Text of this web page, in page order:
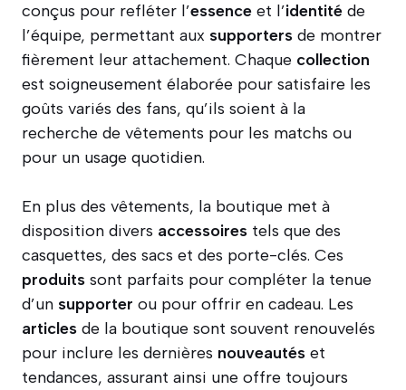
conçus pour refléter l’essence et l’identité de
l’équipe, permettant aux supporters de montrer
fièrement leur attachement. Chaque collection
est soigneusement élaborée pour satisfaire les
goûts variés des fans, qu’ils soient à la
recherche de vêtements pour les matchs ou
pour un usage quotidien.
En plus des vêtements, la boutique met à
disposition divers accessoires tels que des
casquettes, des sacs et des porte-clés. Ces
produits sont parfaits pour compléter la tenue
d’un supporter ou pour offrir en cadeau. Les
articles de la boutique sont souvent renouvelés
pour inclure les dernières nouveautés et
tendances, assurant ainsi une offre toujours